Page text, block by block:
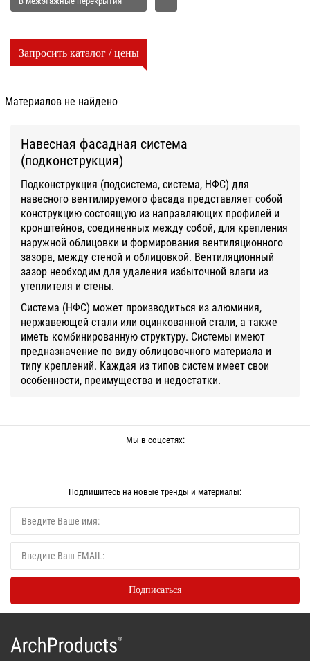
Запросить каталог / цены
Материалов не найдено
Навесная фасадная система
(подконструкция)
Подконструкция (подсистема, система, НФС) для
навесного вентилируемого фасада представляет собой
конструкцию состоящую из направляющих профилей и
кронштейнов, соединенных между собой, для крепления
наружной облицовки и формирования вентиляционного
зазора, между стеной и облицовкой. Вентиляционный
зазор необходим для удаления избыточной влаги из
утеплителя и стены.
Система (НФС) может производиться из алюминия,
нержавеющей стали или оцинкованной стали, а также
иметь комбинированную структуру. Системы имеют
предназначение по виду облицовочного материала и
типу креплений. Каждая из типов систем имеет свои
особенности, преимущества и недостатки.
Мы в соцсетях:
Подпишитесь на новые тренды и материалы: